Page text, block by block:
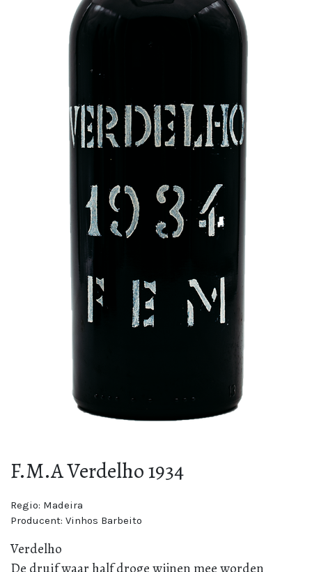
F.M.A Verdelho 1934
Regio: Madeira
Producent: Vinhos Barbeito
Verdelho
De druif waar half droge wijnen mee worden